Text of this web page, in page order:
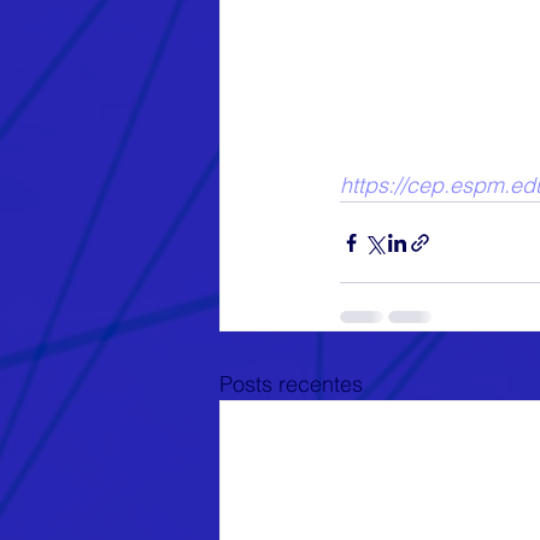
https://
Posts recentes